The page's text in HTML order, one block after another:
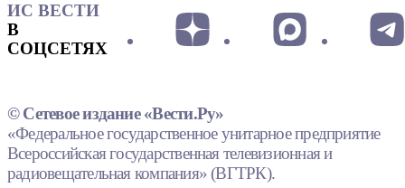
ИС ВЕСТИ
В
СОЦСЕТЯХ
© Сетевое издание «Вести.Ру»
«Федеральное государственное унитарное предприятие
Всероссийская государственная телевизионная и
радиовещательная компания» (ВГТРК).